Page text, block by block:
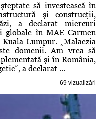
să investească în
şi construcţii,
a declarat miercuri
globale în MAE Carmen
Lumpur. „Malaezia
domenii. Am vrea să
şi în România,
a declarat ...
69 vizualizări